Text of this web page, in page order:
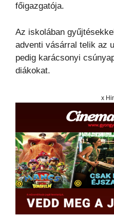
főigazgatója.
Az iskolában
adventi vásárral telik az
pedig karácsonyi
diákokat.
x